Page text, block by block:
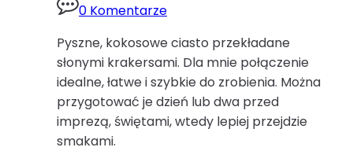
0 Komentarze
Pyszne, kokosowe ciasto przekładane
słonymi krakersami. Dla mnie połączenie
idealne, łatwe i szybkie do zrobienia. Można
przygotować je dzień lub dwa przed
imprezą, świętami, wtedy lepiej przejdzie
smakami.